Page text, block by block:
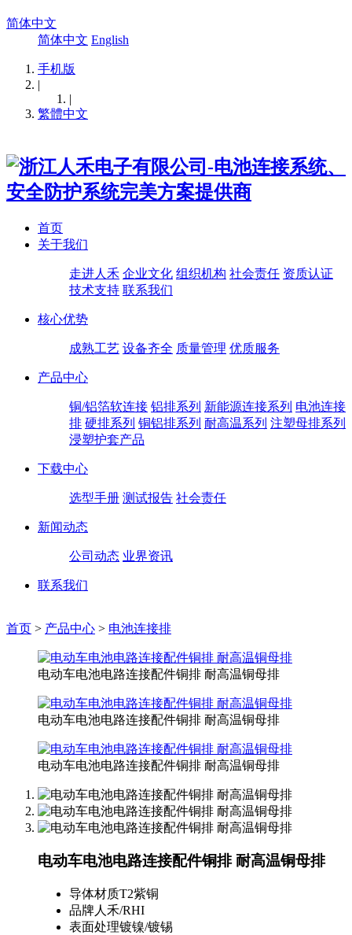
简体中文
简体中文 English
手机版
|
|
繁體中文
首页
关于我们
走进人禾 企业文化 组织机构 社会责任 资质认证
技术支持 联系我们
核心优势
成熟工艺 设备齐全 质量管理 优质服务
产品中心
铜/铝箔软连接 铝排系列 新能源连接系列 电池连接
排 硬排系列 铜铝排系列 耐高温系列 注塑母排系列
浸塑护套产品
下载中心
选型手册 测试报告 社会责任
新闻动态
公司动态 业界资讯
联系我们
首页 > 产品中心 > 电池连接排
电动车电池电路连接配件铜排 耐高温铜母排
电动车电池电路连接配件铜排 耐高温铜母排
电动车电池电路连接配件铜排 耐高温铜母排
电动车电池电路连接配件铜排 耐高温铜母排
导体材质T2紫铜
品牌人禾/RHI
表面处理镀镍/镀锡